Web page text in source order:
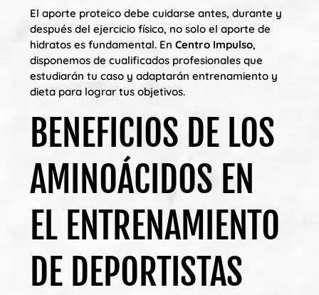
El aporte proteico debe cuidarse antes, durante y
después del ejercicio físico, no solo el aporte de
hidratos es fundamental. En Centro Impulso,
disponemos de cualificados profesionales que
estudiarán tu caso y adaptarán entrenamiento y
dieta para lograr tus objetivos.
BENEFICIOS DE LOS
AMINOÁCIDOS EN
EL ENTRENAMIENTO
DE DEPORTISTAS